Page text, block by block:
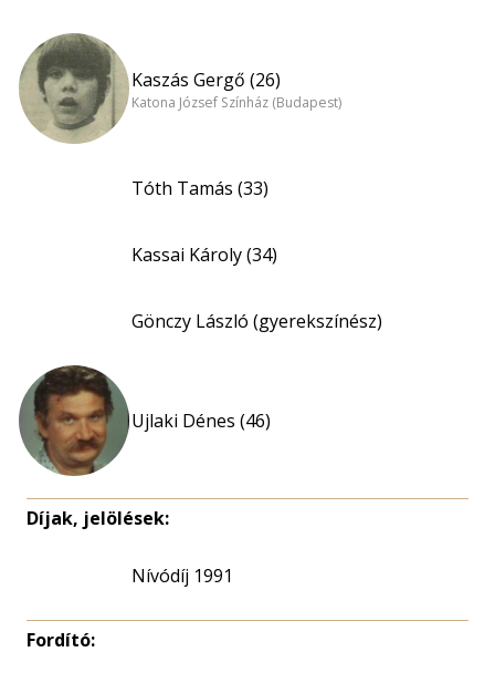
Kaszás Gergő (26)
Katona József Színház (Budapest)
Tóth Tamás (33)
Kassai Károly (34)
Gönczy László (gyerekszínész)
Ujlaki Dénes (46)
Díjak, jelölések:
Nívódíj 1991
Fordító: